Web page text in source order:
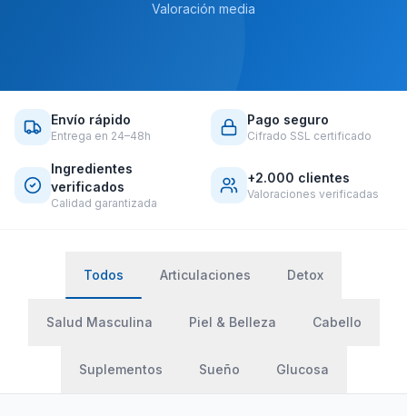
Valoración media
Envío rápido
Entrega en 24–48h
Pago seguro
Cifrado SSL certificado
Ingredientes
verificados
Calidad garantizada
+2.000 clientes
Valoraciones verificadas
Todos Articulaciones Detox
Salud Masculina Piel & Belleza Cabello
Suplementos Sueño Glucosa